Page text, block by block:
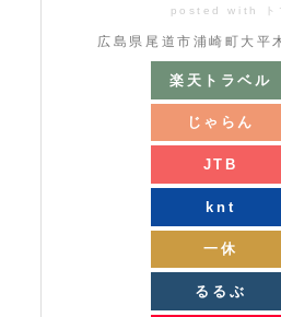
posted with
広島県尾道市浦崎町大
楽天トラベル
じゃらん
JTB
knt
一休
るるぶ